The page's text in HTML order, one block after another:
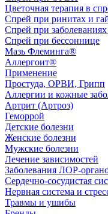
Цветочная терапия в
Спрей при ринитах и
Спрей при заболеваниях
Спрей при бессоннице
Мазь Флеминга®
Аллергоит®
Применение
Простуда, ОРВИ, Грипп
Аллергии и кожные
Артрит (Артроз)
Геморрой
Детские болезни
Женские болезни
Мужские болезни
Лечение зависимостей
Заболевания ЛОР-
Сердечно-сосудистая
Нервная система и
Травмы и ушибы